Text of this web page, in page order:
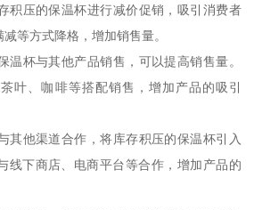
积压的保温杯进行减价促销，吸引消费者
等方式降格，增加销售量。
温杯与其他产品销售，可以提高销售量。
叶、咖啡等搭配销售，增加产品的吸引
其他渠道合作，将库存积压的保温杯引入
线下商店、电商平台等合作，增加产品的